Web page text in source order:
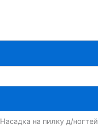
Насадка на пилку д/ногтей